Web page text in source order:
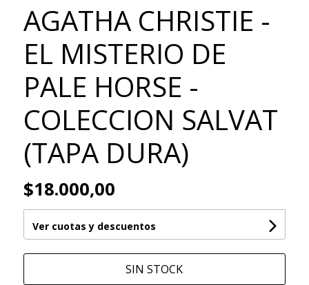
AGATHA CHRISTIE -
EL MISTERIO DE
PALE HORSE -
COLECCION SALVAT
(TAPA DURA)
$18.000,00
Ver cuotas y descuentos
SIN STOCK